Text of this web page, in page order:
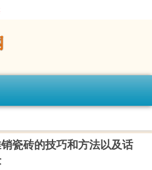
瓷砖的技巧和方法以及话